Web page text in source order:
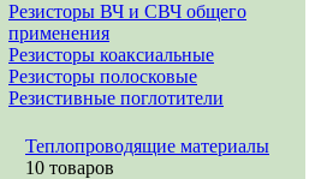
Резисторы ВЧ и СВЧ общего
применения
Резисторы коаксиальные
Резисторы полосковые
Резистивные поглотители
Теплопроводящие материалы
10 товаров